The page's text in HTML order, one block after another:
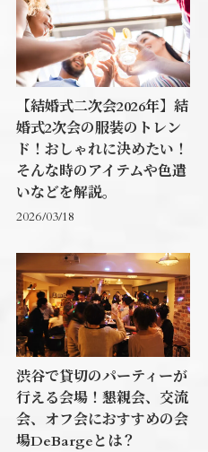
【結婚式二次会2026年】結
婚式2次会の服装のトレン
ド！おしゃれに決めたい！
そんな時のアイテムや色遣
いなどを解説。
2026/03/18
渋谷で貸切のパーティーが
行える会場！懇親会、交流
会、オフ会におすすめの会
場DeBargeとは？